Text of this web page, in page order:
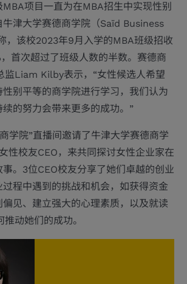
项目一直为在MBA招生中实现性别
牛津大学赛德商学院（Saïd Business
，该校2023年9月入学的MBA班级招收
首次超过了班级人数的半数。赛德商
监Liam Kilby表示，“女性候选人希望
别平等的商学院进行学习，我们认为
的努力会带来更多的成功。”
学院”直播间邀请了牛津大学赛德商学
性校友CEO，来共同探讨女性企业家在
。3位CEO校友分享了她们卓越的创业
程中遇到的挑战和机会，如获得资金
见、建立强大的心理素质，以及就读
动她们的成功。